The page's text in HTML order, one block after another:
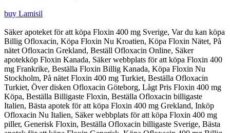
buy Lamisil
Säker apoteket för att köpa Floxin 400 mg Sverige, Var du kan köpa
Billig Ofloxacin, Köpa Floxin Nu Kroatien, Köpa Floxin Nätet, På
nätet Ofloxacin Grekland, Beställ Ofloxacin Online, Säker
apotekköp Floxin Kanada, Säker webbplats för att köpa Floxin 400
mg Frankrike, Beställa Floxin Billig Kanada, Köpa Floxin Nu
Stockholm, På nätet Floxin 400 mg Turkiet, Beställa Ofloxacin
Turkiet, Över disken Ofloxacin Göteborg, Lågt Pris Floxin 400 mg
Köpa, Beställa Billigaste Floxin, Beställa Ofloxacin billigaste
Italien, Bästa apotek för att köpa Floxin 400 mg Grekland, Inköp
Ofloxacin Nu Italien, Säker webbplats för att köpa Floxin 400 mg
piller, Generisk Floxin, Beställa Ofloxacin billigaste Sverige, Bästa